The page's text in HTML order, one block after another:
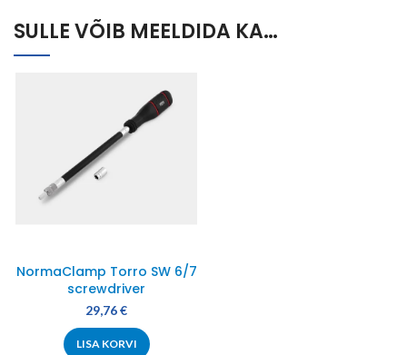
SULLE VÕIB MEELDIDA KA…
NormaClamp Torro SW 6/7
screwdriver
29,76€
LISA KORVI